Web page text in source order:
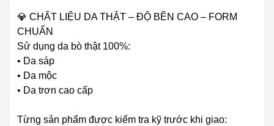
💎 CHẤT LIỆU DA THẬT – ĐỘ BỀN CAO – FORM
CHUẨN
Sử dụng da bò thật 100%:
• Da sáp
• Da mộc
• Da trơn cao cấp
Từng sản phẩm được kiểm tra kỹ trước khi giao: